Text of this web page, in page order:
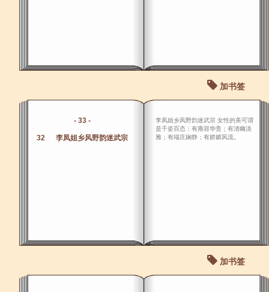
加书签
- 33 -
32 李凤姐乡风野韵迷武宗
李凤姐乡风野韵迷武宗 女性的美可谓
是千姿百态：有雍容华贵；有清幽淡
雅；有端庄娴静；有娇媚风流。
加书签